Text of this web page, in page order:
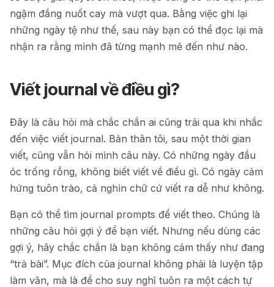
ngậm đắng nuốt cay mà vượt qua. Bằng việc ghi lại
những ngày tệ như thế, sau này bạn có thể đọc lại mà
nhận ra rằng mình đã từng mạnh mẽ đến như nào.
Viết journal về điều gì?
Đây là câu hỏi mà chắc chắn ai cũng trải qua khi nhắc
đến việc viết journal. Bản thân tôi, sau một thời gian
viết, cũng vẫn hỏi mình câu này. Có những ngày đầu
óc trống rỗng, không biết viết về điều gì. Có ngày cảm
hứng tuôn trào, cả nghìn chữ cứ viết ra dễ như không.
Bạn có thể tìm journal prompts để viết theo. Chúng là
những câu hỏi gợi ý để bạn viết. Nhưng nếu dùng các
gợi ý, hãy chắc chắn là bạn không cảm thấy như đang
“trả bài”. Mục đích của journal không phải là luyện tập
làm văn, mà là để cho suy nghĩ tuôn ra một cách tự